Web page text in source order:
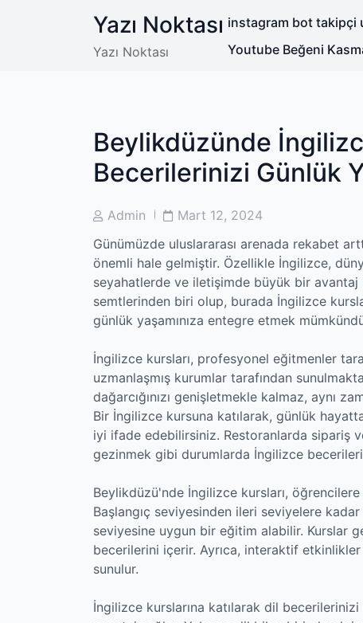
Yazı Noktası
Yazı Noktası
instagram bot takipçi
Youtube Beğeni
Beylikdüzünde
Becerilerinizi Günlük
PostAdmin
PostMart 12, 2024
Günümüzde uluslararası arenada rekabet
önemli hale gelmiştir. Özellikle İngilizce,
seyahatlerde ve iletişimde büyük bir
semtlerinden biri olup, burada İngilizce
günlük yaşamınıza entegre etmek
İngilizce kursları, profesyonel eğitmenler
uzmanlaşmış kurumlar tarafından
dağarcığınızı genişletmekle kalmaz, aynı
Bir İngilizce kursuna katılarak, günlük
iyi ifade edebilirsiniz. Restoranlarda sipariş
gezinmek gibi durumlarda İngilizce
Beylikdüzü'nde İngilizce kursları,
Başlangıç seviyesinden ileri seviyelere
seviyesine uygun bir eğitim alabilir. Kurslar
becerilerini içerir. Ayrıca, interaktif
sunulur.
İngilizce kurslarına katılarak dil